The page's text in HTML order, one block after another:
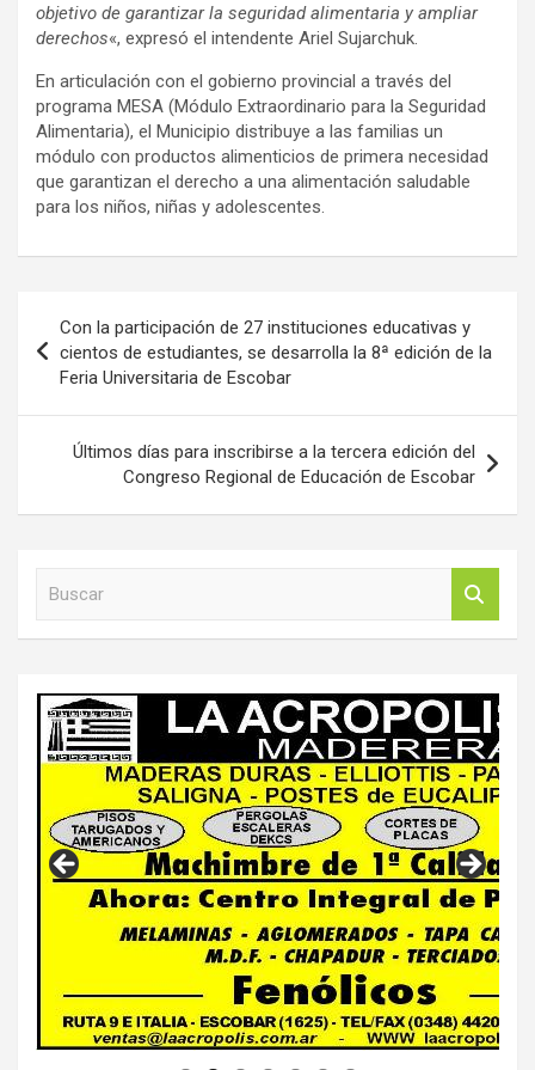
objetivo de garantizar la seguridad alimentaria y ampliar
derechos«, expresó el intendente Ariel Sujarchuk.
En articulación con el gobierno provincial a través del
programa MESA (Módulo Extraordinario para la Seguridad
Alimentaria), el Municipio distribuye a las familias un
módulo con productos alimenticios de primera necesidad
que garantizan el derecho a una alimentación saludable
para los niños, niñas y adolescentes.
de
entradas
Con la participación de 27 instituciones educativas y
cientos de estudiantes, se desarrolla la 8ª edición de la
Feria Universitaria de Escobar
Últimos días para inscribirse a la tercera edición del
Congreso Regional de Educación de Escobar
r